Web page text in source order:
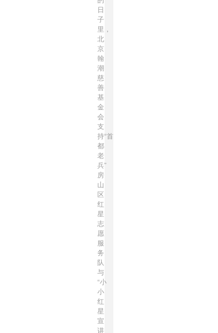
日
子
里，
北
京
翰
潮
慈
善
基
金
会
支
持“首
都
老
兵”
房
山
区
红
星
志
愿
服
务
队
与
“小
小
红
星
宣
讲